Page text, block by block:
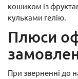
кошиком із
кульками гелію.
Плюси
При зверненні до